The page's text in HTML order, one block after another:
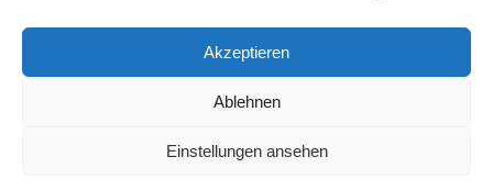
Akzeptieren
Ablehnen
Einstellungen ansehen
Alle bisherigen Partien der beiden Mannschaften
anzeigen